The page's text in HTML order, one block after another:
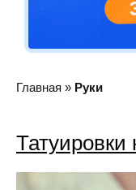
Главная » Руки
Татуировки